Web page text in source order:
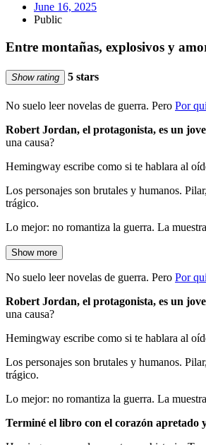
June 16, 2025
Public
Entre montañas, explosivos y
Show rating 5 stars
No suelo leer novelas de guerra. Pero Por
Robert Jordan, el protagonista, es un
una causa?
Hemingway escribe como si te hablara al
Los personajes son brutales y humanos.
trágico.
Lo mejor: no romantiza la guerra. La
Show more
No suelo leer novelas de guerra. Pero Por
Robert Jordan, el protagonista, es un
una causa?
Hemingway escribe como si te hablara al
Los personajes son brutales y humanos.
trágico.
Lo mejor: no romantiza la guerra. La
Terminé el libro con el corazón apretado